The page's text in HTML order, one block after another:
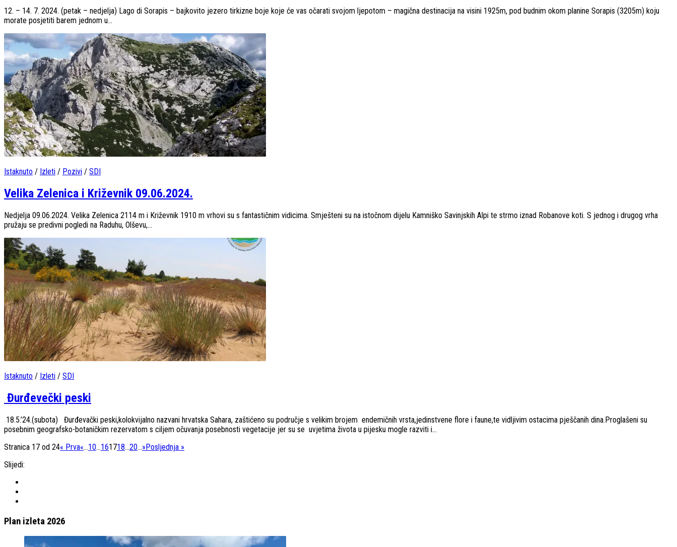
12. – 14. 7. 2024. (petak – nedjelja) Lago di Sorapis – bajkovito jezero tirkizne boje koje će vas očarati svojom ljepotom – magična destinacija na visini 1925m, pod budnim okom planine Sorapis (3205m) koju
morate posjetiti barem jednom u...
Istaknuto / Izleti / Pozivi / SDI
Velika Zelenica i Križevnik 09.06.2024.
Nedjelja 09.06.2024. Velika Zelenica 2114 m i Križevnik 1910 m vrhovi su s fantastičnim vidicima. Smješteni su na istočnom dijelu Kamniško Savinjskih Alpi te strmo iznad Robanove koti. S jednog i drugog vrha
pružaju se predivni pogledi na Raduhu, Olševu,...
Istaknuto / Izleti / SDI
Đurđevečki peski
18.5.’24.(subota) Đurđevački peski,kolokvijalno nazvani hrvatska Sahara, zaštićeno su područje s velikim brojem endemičnih vrsta,jedinstvene flore i faune,te vidljivim ostacima pješčanih dina.Proglašeni su
posebnim geografsko-botaničkim rezervatom s ciljem očuvanja posebnosti vegetacije jer su se uvjetima života u pijesku mogle razviti i...
Stranica 17 od 24« Prva«...10...161718...20...»Posljednja »
Slijedi:
Plan izleta 2026